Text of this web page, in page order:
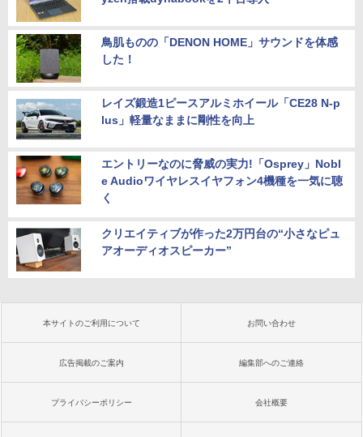
鳥肌ものの「DENON HOME」サウンドを体感
した！
レイズ鍛造1ピースアルミホイール「CE28 N-p
lus」軽量なままに剛性を向上
エントリーなのに脅威の実力!「Osprey」Nobl
e Audioワイヤレスイヤフォン4機種を一気に聴
く
クリエイティブが作った2万円台の“小さなピュ
アオーディオスピーカー”
本サイトのご利用について お問い合わせ
広告掲載のご案内 編集部へのご連絡
プライバシーポリシー 会社概要